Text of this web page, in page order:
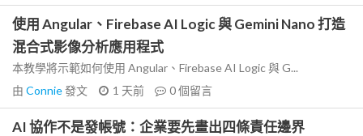
使用 Angular、Firebase AI Logic 與 Gemini Nano 打造
混合式影像分析應用程式
本教學將示範如何使用 Angular、Firebase AI Logic 與 G...
由 Connie發文 1 天前 0個留言
AI 協作不是發帳號：企業要先畫出四條責任邊界